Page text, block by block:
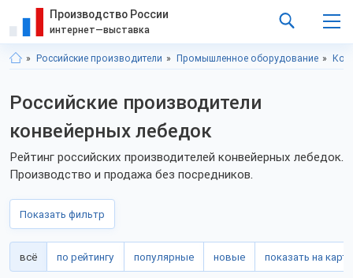
Производство России
интернет—выставка
Российские производители Промышленное оборудование
Российские производители
конвейерных лебедок
Рейтинг российских производителей конвейерных лебедок.
Производство и продажа без посредников.
Показать фильтр
всё по рейтингу популярные новые показать на карте